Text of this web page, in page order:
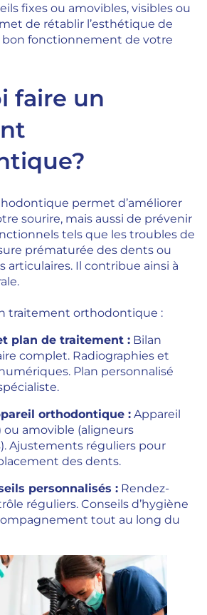
fixes ou amovibles, visibles ou
de rétablir l’esthétique de
bon fonctionnement de votre
faire un
permet d’améliorer
sourire, mais aussi de prévenir
tels que les troubles de
prématurée des dents ou
articulaires. Il contribue ainsi à
traitement orthodontique :
plan de traitement : Bilan
complet. Radiographies et
Plan personnalisé
orthodontique : Appareil
ou amovible (aligneurs
Ajustements réguliers pour
des dents.
personnalisés : Rendez-
réguliers. Conseils d’hygiène
tout au long du